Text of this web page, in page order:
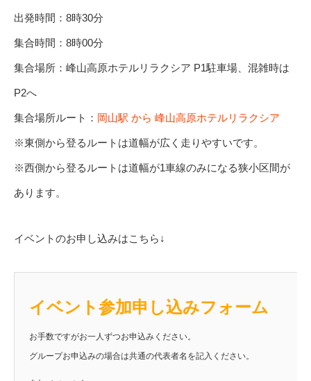
出発時間：8時30分
集合時間：8時00分
集合場所：峰山高原ホテルリラクシア P1駐車場、混雑時は
P2へ
集合場所ルート： 岡山駅 から 峰山高原ホテルリラクシア
※東側から登るルートは道幅が広く走りやすいです。
※西側から登るルートは道幅が1車線のみになる狭小区間が
あります。
イベントのお申し込みはこちら↓
イベント参加申し込みフォーム
お手数ですがお一人ずつお申込みください。
グループお申込みの場合は共通の代表者名を記入ください。